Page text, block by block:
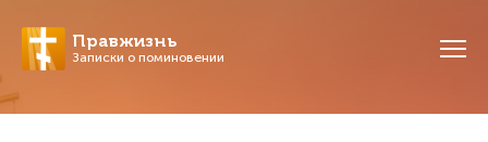
Правжизнь
Записки о поминовении